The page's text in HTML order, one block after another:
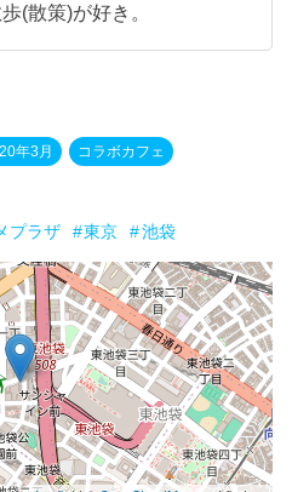
(散策)が好き。
年3月 コラボカフェ
プラザ 東京 池袋